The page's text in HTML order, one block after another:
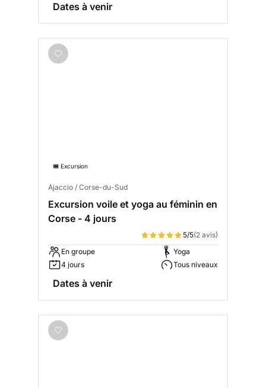
Dates à venir
🎟️ Excursion
Ajaccio / Corse-du-Sud
Excursion voile et yoga au féminin en
Corse - 4 jours
5/5(2 avis)
En groupe
4 jours
Yoga
Tous niveaux
Dates à venir